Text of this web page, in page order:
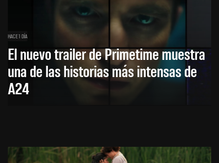
HACE 1 DÍA
El nuevo trailer de Primetime muestra
una de las historias más intensas de
A24